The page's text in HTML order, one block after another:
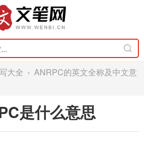
大全 › ANRPC的英文全称及中文意
是什么意思